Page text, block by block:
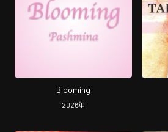
Blooming
2026年